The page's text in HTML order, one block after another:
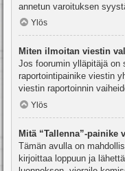
annetun varoituksen
Ylös
Miten ilmoitan viestin
Jos foorumin ylläpitäjä on
raportointipainike viestin
viestin raportoinnin
Ylös
Mitä “Tallenna”-painike
Tämän avulla on
kirjoittaa loppuun ja